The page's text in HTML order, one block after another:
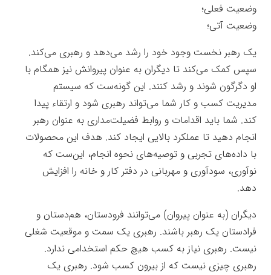
وضعیت فعلی؛
وضعیت آتی؛
یک رهبر نخست وجود خود را رشد می‌دهد و رهبری می‌کند.
سپس کمک می‌کند تا دیگران به عنوان پیروانش نیز همگام با
او دگرگون شوند و رشد کنند. این گونه‌ست که سیستم
مدیریت کسب و کار شما می‌تواند رهبری شود و ارتقاء پیدا
کند. شما باید اقدامات و روابط فضیلت‌مداری به عنوان رهبر
انجام دهید تا عملکرد بالایی ایجاد کند. هدف این محصولات
با داده‌های تجربی و توصیه‌های نحوه انجام، این‌ست که
نوآوری، سودآوری و مهربانی در دفتر کار و خانه را افزایش
دهد.
دیگران (به عنوان پیروان) می‌توانند فرودستان، هم‌دستان و
فرادستان یک رهبر باشند. رهبری یک سمت و موقعیت شغلی
نیست. رهبری نیاز به کسب هیچ حکم استخدامی ندارد.
رهبری چیزی نیست که از بیرون کسب شود. رهبری یک